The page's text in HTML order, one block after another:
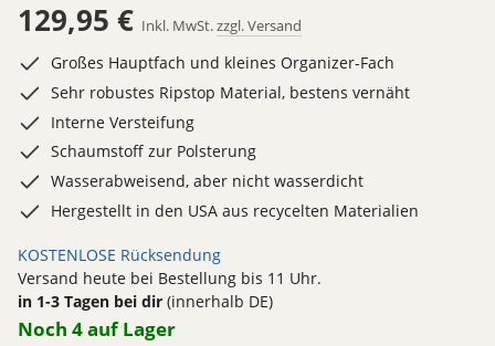
129,95 € Inkl. MwSt.zzgl. Versand
Großes Hauptfach und kleines Organizer-Fach
Sehr robustes Ripstop Material, bestens vernäht
Interne Versteifung
Schaumstoff zur Polsterung
Wasserabweisend, aber nicht wasserdicht
Hergestellt in den USA aus recycelten Materialien
KOSTENLOSE Rücksendung
Versand heute bei Bestellung bis 11 Uhr.
in 1-3 Tagen bei dir (innerhalb DE)
Noch 4 auf Lager